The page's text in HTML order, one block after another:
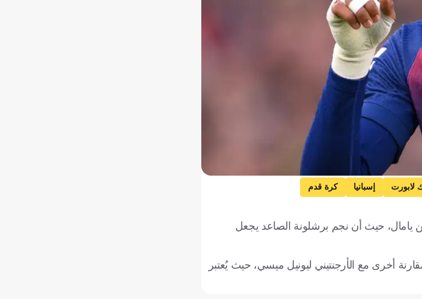
لابورت إسبانيا كرة قدم
يامال، حيث أن نجم برشلونة الصاعد يجعل
أخرى مع الأرجنتيني ليونيل ميسي، حيث يُعتبر